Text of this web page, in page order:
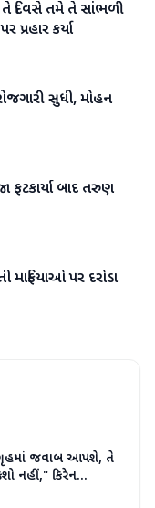
દિવસે તમે તે સાંભળી
પ્રહાર કર્યા
સુધી, મોહન
ફટકાર્યા બાદ તરુણ
માફિયાઓ પર દરોડા
જવાબ આપશે, તે
નહીં," કિરેન
પ્રહાર કર્યા